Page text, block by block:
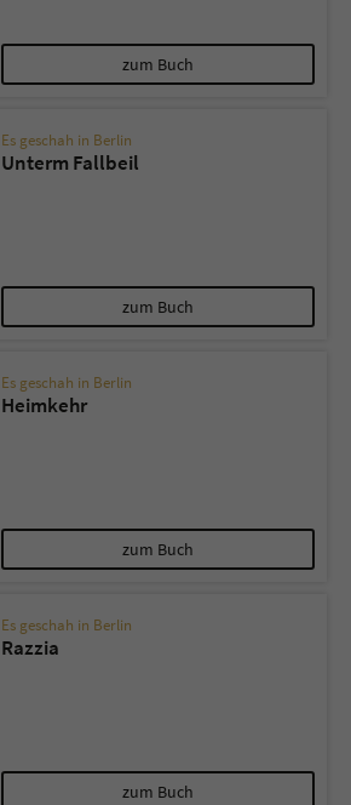
zum Buch
Es geschah in Berlin
Unterm Fallbeil
zum Buch
Es geschah in Berlin
Heimkehr
zum Buch
Es geschah in Berlin
Razzia
zum Buch